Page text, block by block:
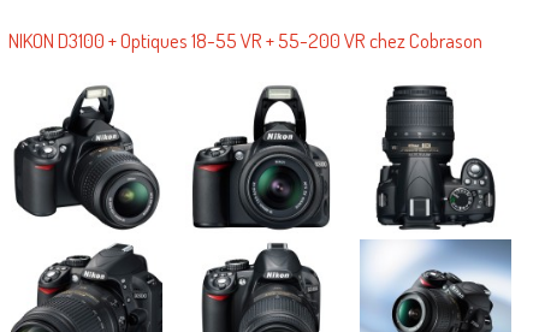
NIKON D3100 + Optiques 18-55 VR + 55-200 VR chez Cobrason